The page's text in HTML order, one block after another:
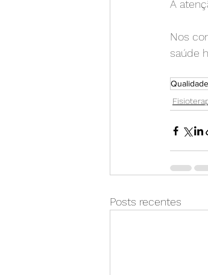
A
Nos
saúde
Posts recentes